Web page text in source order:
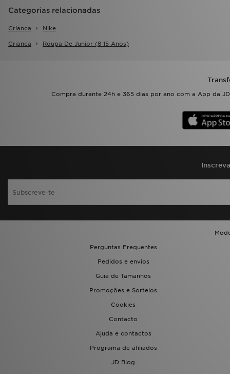
Categorias relacionadas
Crianca Nike
Crianca Roupa De Junior (8 15 Anos)
Compra durante 24h e 365 dias por ano com a App da
Perguntas Frequentes
Pedidos e envios
Guia de Tamanhos
Promoções e Sorteios
Cookies
Contacto
Ajuda e contactos
Programa de afiliados
JD Blog